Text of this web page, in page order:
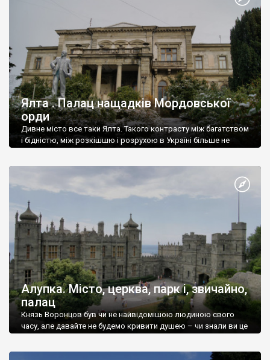
Ялта . Палац нащадків Мордовської
орди
Дивне місто все таки Ялта. Такого контрасту між багатством
і бідністю, між розкішшю і розрухою в Україні більше не
Алупка. Місто, церква, парк і, звичайно,
палац
Князь Воронцов був чи не найвідомішою людиною свого
часу, але давайте не будемо кривити душею – чи знали ви це